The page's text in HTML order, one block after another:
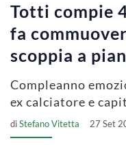
Totti compie
fa
scoppia a
Compleanno
ex calciatore e
diStefano Vitetta 27 Set